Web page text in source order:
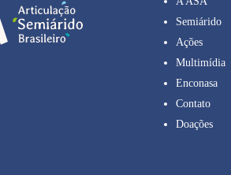
Semiárido
Ações
Multimídia
Enconasa
Contato
Doações